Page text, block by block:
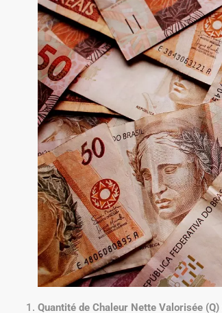
Quantité de Chaleur Nette Valorisée (Q)